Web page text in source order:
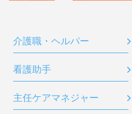
介護職・ヘルパー
看護助手
主任ケアマネジャー